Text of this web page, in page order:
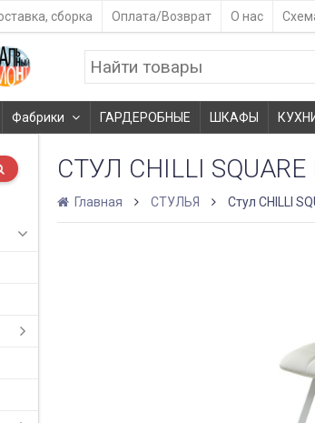
сборка Оплата/Возврат О нас
Фабрики ГАРДЕРОБНЫЕ ШКАФЫ
СТУЛ CHILLI
Главная СТУЛЬЯ Стул CHILLI